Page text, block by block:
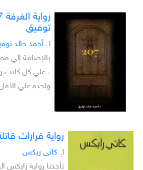
توفيق
لـِ:أحمد خالد
بالإضافة إلي
، علي كل
واحدة علي
رواية قرارات
لـِ: كاثى ريكس
تأخذنا رواية رايكس